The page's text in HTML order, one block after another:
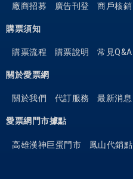
廠商招募 廣告刊登 商戶核銷
購票須知
購票流程 購票說明 常見Q&A
關於愛票網
關於我們 代訂服務 最新消息
愛票網門市據點
高雄漢神巨蛋門市 鳳山代銷點